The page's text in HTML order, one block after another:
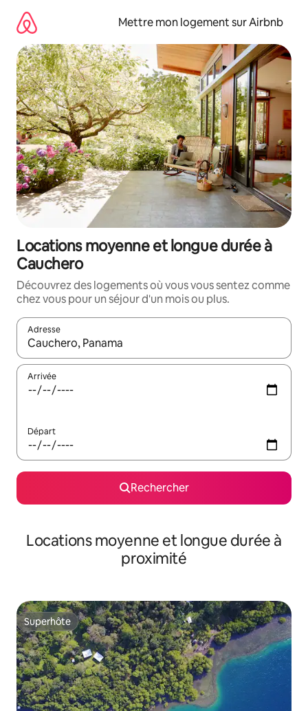
directement
contenu
Mettre mon logement sur Airbnb
Locations moyenne et longue durée à
Cauchero
Découvrez des logements où vous vous sentez comme
chez vous pour un séjour d'un mois ou plus.
Adresse
Lorsque les résultats s'affichent, utilisez les flèches vers le
Arrivée
Départ
Rechercher
Locations moyenne et longue durée à
proximité
Superhôte
Superhôte